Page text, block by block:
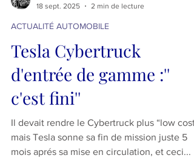
COCKPIT
18 sept. 2025
2 min de lecture
ACTUALITÉ AUTOMOBILE
Tesla Cybertruck
d'entrée de gamme :''
c'est fini''